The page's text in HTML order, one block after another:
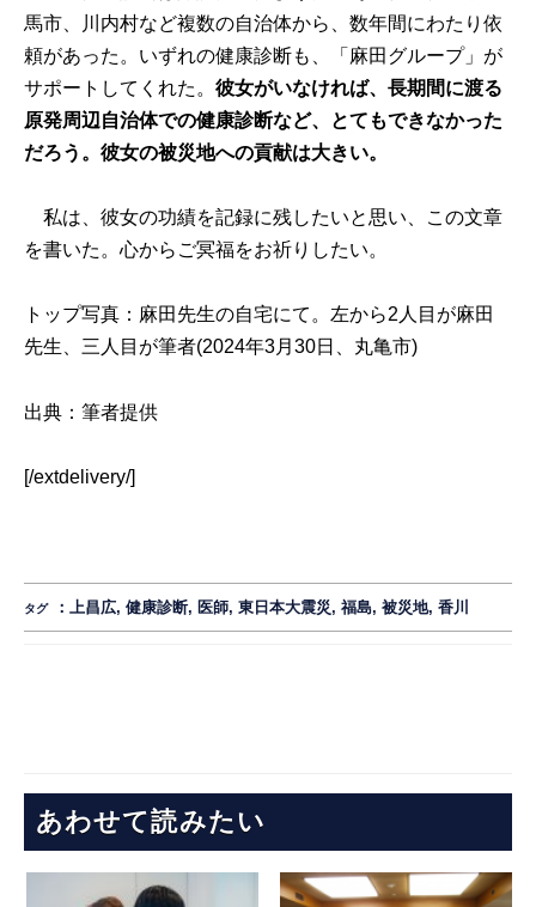
馬市、川内村など複数の自治体から、数年間にわたり依
頼があった。いずれの健康診断も、「麻田グループ」が
サポートしてくれた。彼女がいなければ、長期間に渡る
原発周辺自治体での健康診断など、とてもできなかった
だろう。彼女の被災地への貢献は大きい。
私は、彼女の功績を記録に残したいと思い、この文章
を書いた。心からご冥福をお祈りしたい。
トップ写真：麻田先生の自宅にて。左から2人目が麻田
先生、三人目が筆者(2024年3月30日、丸亀市)
出典：筆者提供
[/extdelivery/]
タグ ： 上昌広,健康診断, 医師,東日本大震災,福島,被災地,香川
あわせて読みたい